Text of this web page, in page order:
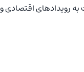
رویدادهای اقتصادی و